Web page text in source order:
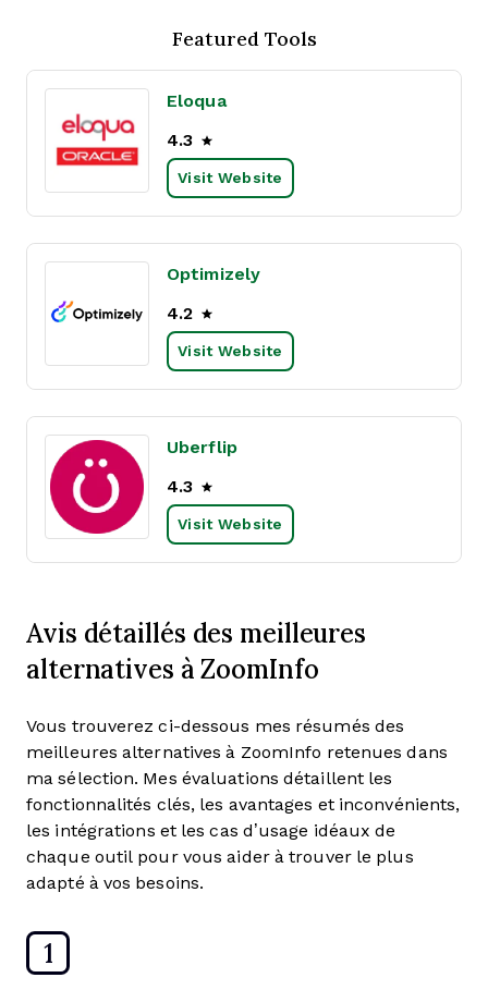
Featured Tools
Eloqua
4.3
Visit Website
Optimizely
4.2
Visit Website
Uberflip
4.3
Visit Website
Avis détaillés des meilleures
alternatives à ZoomInfo
Vous trouverez ci-dessous mes résumés des
meilleures alternatives à ZoomInfo retenues dans
ma sélection. Mes évaluations détaillent les
fonctionnalités clés, les avantages et inconvénients,
les intégrations et les cas d’usage idéaux de
chaque outil pour vous aider à trouver le plus
adapté à vos besoins.
1